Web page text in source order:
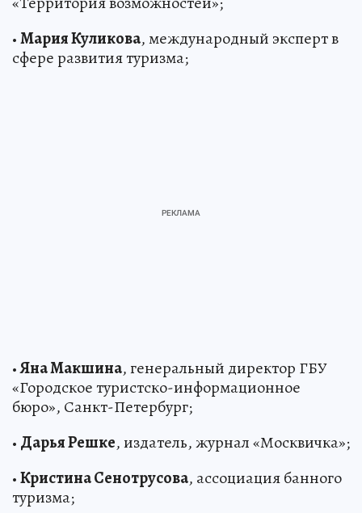
•Мария Куликова, международный эксперт в
сфере развития туризма;
•Яна Макшина, генеральный директор ГБУ
«Городское туристско-информационное
бюро», Санкт-Петербург;
• Дарья Решке, издатель, журнал «Москвичка»;
•Кристина Сенотрусова, ассоциация банного
туризма;